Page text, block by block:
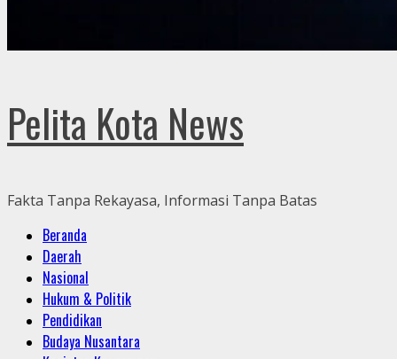
Pelita Kota News
Fakta Tanpa Rekayasa, Informasi Tanpa Batas
Primary
Menu
Beranda
Daerah
Nasional
Hukum & Politik
Pendidikan
Budaya Nusantara